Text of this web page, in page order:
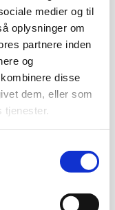
medier og til
oplysninger om
partnere inden
og
disse
dem, eller som
tjenester.
i den
du er
“Et wake-